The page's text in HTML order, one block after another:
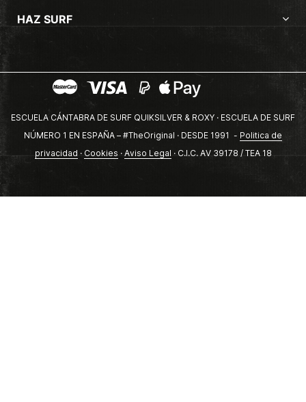
HAZ SURF
ESCUELA CÁNTABRA DE SURF QUIKSILVER & ROXY · ESCUELA DE SURF
NÚMERO 1 EN ESPAÑA – #TheOriginal · DESDE 1991 - Politica de
privacidad · Cookies · Aviso Legal · C.I.C. AV 39178 / TEA 18